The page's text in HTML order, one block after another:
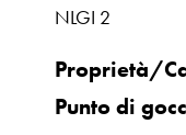
NLGI 2
Proprietà/
Punto di